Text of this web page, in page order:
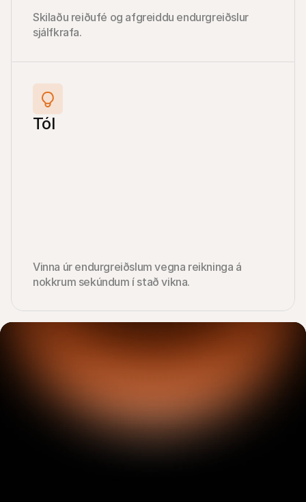
Skilaðu reiðufé og afgreiddu endurgreiðslur
sjálfkrafa.
Tól
Vinna úr endurgreiðslum vegna reikninga á
nokkrum sekúndum í stað vikna.